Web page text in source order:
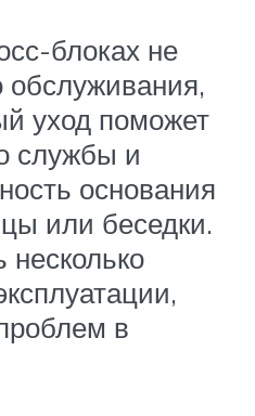
блоках не
обслуживания,
уход поможет
службы и
основания
или беседки.
в